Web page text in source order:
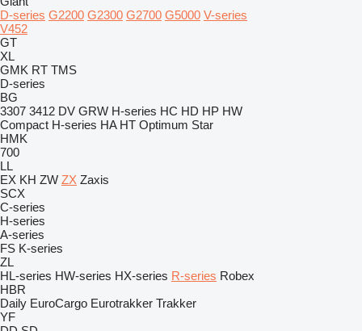
D-series G2200 G2300 G2700 G5000 V-series
V452
GT
XL
GMK RT TMS
D-series
BG
3307 3412 DV GRW H-series HC HD HP HW
Compact H-series HA HT Optimum Star
HMK
700
LL
EX KH ZW ZX Zaxis
SCX
C-series
H-series
A-series
FS K-series
ZL
HL-series HW-series HX-series R-series Robex
HBR
Daily EuroCargo Eurotrakker Trakker
YF